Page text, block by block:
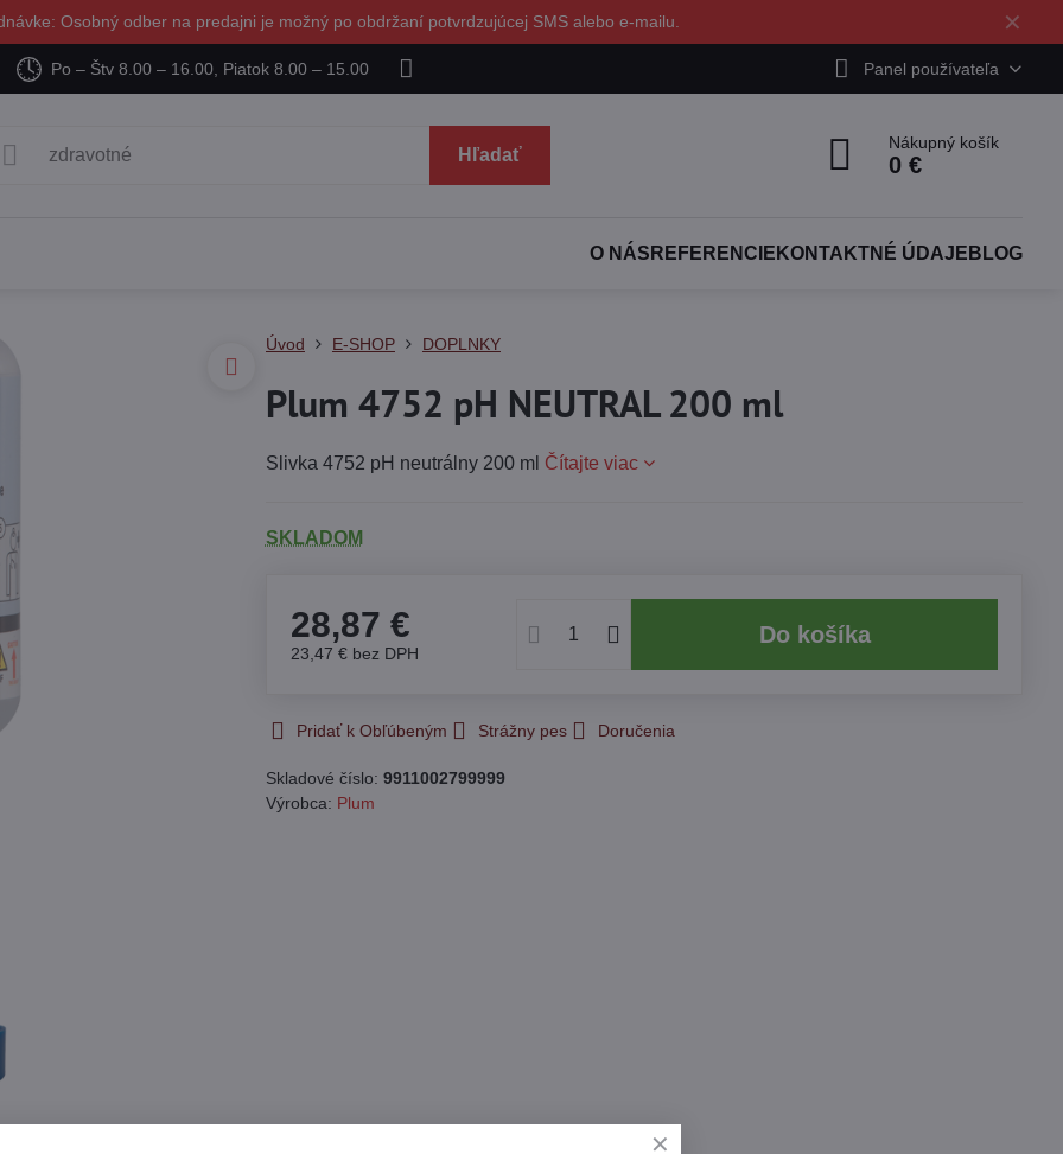
✕
Osobný odber na predajni je možný po obdržaní potvrdzujúcej SMS alebo e-mailu.
Po – Štv 8.00 – 16.00, Piatok 8.00 – 15.00 Panel používateľa
Hľadať
Nákupný košík
0 €
O NÁS REFERENCIE KONTAKTNÉ ÚDAJE BLOG
Úvod E-SHOP DOPLNKY
Plum 4752 pH NEUTRAL 200 ml
Slivka 4752 pH neutrálny 200 ml Čítajte viac
SKLADOM
28,87 €
23,47 € bez DPH
Do košíka
Pridať k Obľúbeným Strážny pes Doručenia
Skladové číslo: 9911002799999
Výrobca: Plum